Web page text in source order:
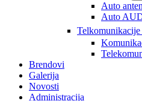
Auto
Auto
Brendovi
Galerija
Novosti
Administracija